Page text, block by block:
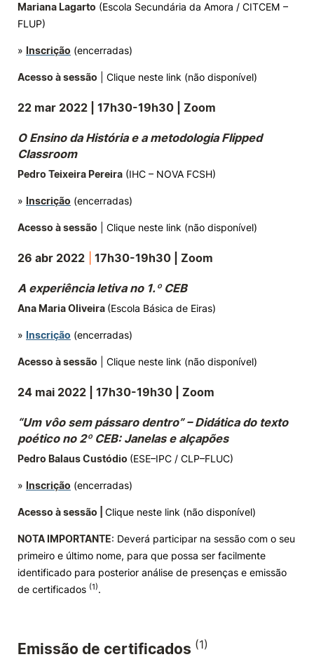
Mariana Lagarto (Escola Secundária da Amora / CITCEM –
FLUP)
» Inscrição (encerradas)
Acesso à sessão | Clique neste link (não disponível)
22 mar 2022 | 17h30-19h30 | Zoom
O Ensino da História e a metodologia Flipped
Classroom
Pedro Teixeira Pereira (IHC – NOVA FCSH)
» Inscrição (encerradas)
Acesso à sessão | Clique neste link (não disponível)
26 abr 2022 17h30-19h30 | Zoom
A experiência letiva no 1.º CEB
Ana Maria Oliveira (Escola Básica de Eiras)
» Inscrição (encerradas)
Acesso à sessão | Clique neste link (não disponível)
24 mai 2022 | 17h30-19h30 | Zoom
“Um vôo sem pássaro dentro” – Didática do texto
poético no 2º CEB: Janelas e alçapões
Pedro Balaus Custódio (ESE–IPC / CLP–FLUC)
» Inscrição (encerradas)
Acesso à sessão | Clique neste link (não disponível)
NOTA IMPORTANTE: Deverá participar na sessão com o seu
primeiro e último nome, para que possa ser facilmente
identificado para posterior análise de presenças e emissão
de certificados (1).
Emissão de certificados (1)